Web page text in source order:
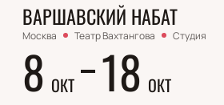
ВАРШАВСКИЙ НАБАТ
Москва Театр Вахтангова Студия
8 ОКТ 18 ОКТ